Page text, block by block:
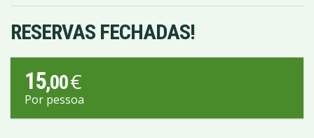
RESERVAS FECHADAS!
15,00€
Por pessoa